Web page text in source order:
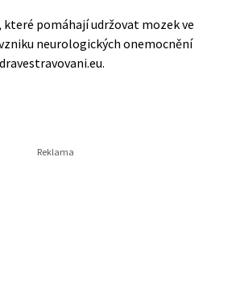
které pomáhají udržovat mozek ve
neurologických onemocnění
.